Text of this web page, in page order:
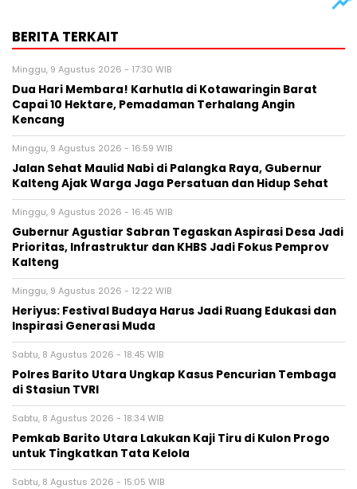
BERITA TERKAIT
Minggu, 9 Agustus 2026 - 17:30 WIB
Dua Hari Membara! Karhutla di Kotawaringin Barat
Capai 10 Hektare, Pemadaman Terhalang Angin
Kencang
Minggu, 9 Agustus 2026 - 16:59 WIB
Jalan Sehat Maulid Nabi di Palangka Raya, Gubernur
Kalteng Ajak Warga Jaga Persatuan dan Hidup Sehat
Minggu, 9 Agustus 2026 - 16:45 WIB
Gubernur Agustiar Sabran Tegaskan Aspirasi Desa Jadi
Prioritas, Infrastruktur dan KHBS Jadi Fokus Pemprov
Kalteng
Minggu, 9 Agustus 2026 - 12:22 WIB
Heriyus: Festival Budaya Harus Jadi Ruang Edukasi dan
Inspirasi Generasi Muda
Sabtu, 8 Agustus 2026 - 18:45 WIB
Polres Barito Utara Ungkap Kasus Pencurian Tembaga
di Stasiun TVRI
Sabtu, 8 Agustus 2026 - 18:34 WIB
Pemkab Barito Utara Lakukan Kaji Tiru di Kulon Progo
untuk Tingkatkan Tata Kelola
Sabtu, 8 Agustus 2026 - 15:05 WIB